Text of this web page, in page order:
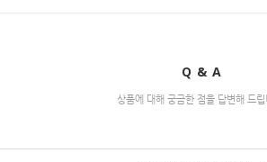
Q & A
상품에 대해 궁금한 점을 답변해 드립